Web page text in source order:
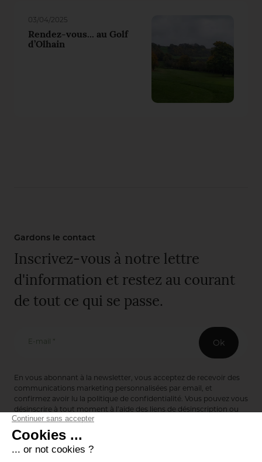
03/04/2025
Rendez-vous... au Golf
d’Olhain
Gardons le contact
Inscrivez-vous à notre lettre
d'information et restez au courant
de tout ce qui se passe.
E-mail * Ok
En vous abonnant à la newsletter, vous acceptez de recevoir des
communications marketing personnalisées par email, et
confirmez avoir lu la politique de confidentialité. Vous pouvez vous
désinscrire à tout moment à l’aide des liens de désinscription ou
en nous contactant via notre formulaire de contact :
Editions de Bionnay
493 Route du Château de Bionnay